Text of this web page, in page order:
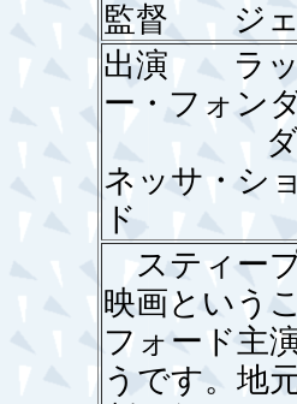
監督 ジェ
出演 ラッ
ー・フォ
ダラス
ネッサ・
ド
スティー
映画という
フォード主
うです。地